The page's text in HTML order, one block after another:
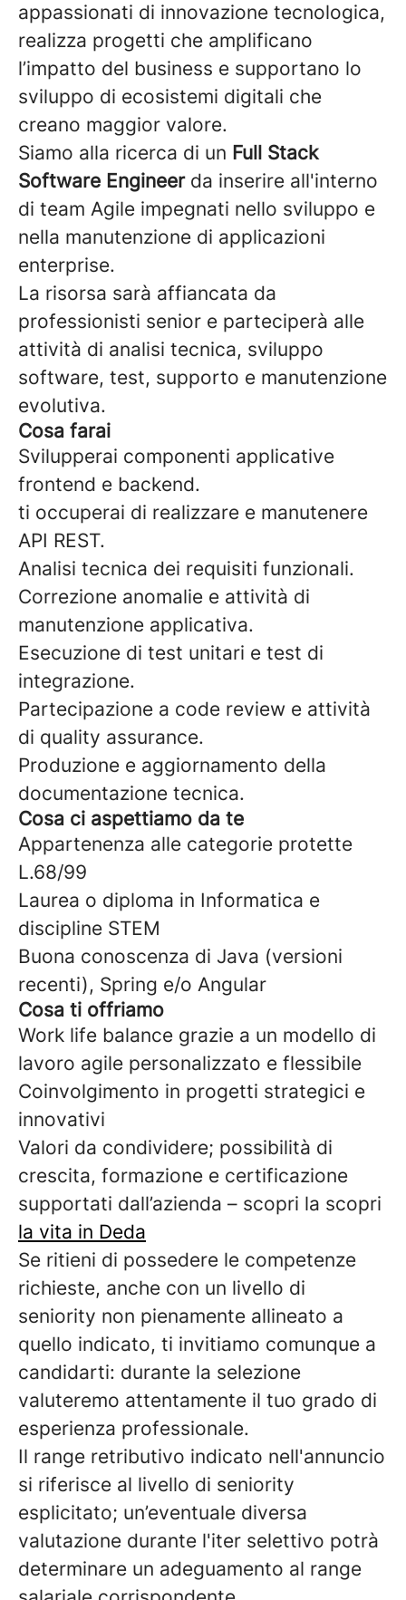
appassionati di innovazione tecnologica,
realizza progetti che amplificano
l’impatto del business e supportano lo
sviluppo di ecosistemi digitali che
creano maggior valore.
Siamo alla ricerca di un Full Stack
Software Engineer da inserire all'interno
di team Agile impegnati nello sviluppo e
nella manutenzione di applicazioni
enterprise.
La risorsa sarà affiancata da
professionisti senior e parteciperà alle
attività di analisi tecnica, sviluppo
software, test, supporto e manutenzione
evolutiva.
Cosa farai
Svilupperai componenti applicative
frontend e backend.
ti occuperai di realizzare e manutenere
API REST.
Analisi tecnica dei requisiti funzionali.
Correzione anomalie e attività di
manutenzione applicativa.
Esecuzione di test unitari e test di
integrazione.
Partecipazione a code review e attività
di quality assurance.
Produzione e aggiornamento della
documentazione tecnica.
Cosa ci aspettiamo da te
Appartenenza alle categorie protette
L.68/99
Laurea o diploma in Informatica e
discipline STEM
Buona conoscenza di Java (versioni
recenti), Spring e/o Angular
Cosa ti offriamo
Work life balance grazie a un modello di
lavoro agile personalizzato e flessibile
Coinvolgimento in progetti strategici e
innovativi
Valori da condividere; possibilità di
crescita, formazione e certificazione
supportati dall’azienda – scopri la scopri
la vita in Deda
Se ritieni di possedere le competenze
richieste, anche con un livello di
seniority non pienamente allineato a
quello indicato, ti invitiamo comunque a
candidarti: durante la selezione
valuteremo attentamente il tuo grado di
esperienza professionale.
Il range retributivo indicato nell'annuncio
si riferisce al livello di seniority
esplicitato; un’eventuale diversa
valutazione durante l'iter selettivo potrà
determinare un adeguamento al range